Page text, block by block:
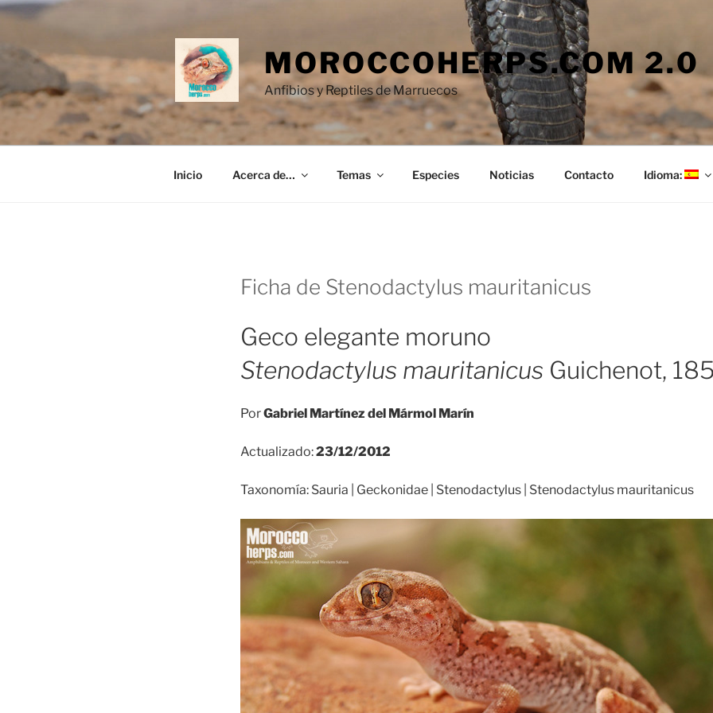
Saltar
contenido
MOROCCOHERPS.COM 2.0
Anfibios y Reptiles de Marruecos
Inicio Acerca de… Temas Especies Noticias Contacto Idioma:
Ficha de Stenodactylus mauritanicus
Geco elegante moruno
Stenodactylus mauritanicus Guichenot,
PorGabriel Martínez del Mármol Marín
Actualizado:23/12/2012
Taxonomía: Sauria | Geckonidae | Stenodactylus | Stenodactylus mauritanicus